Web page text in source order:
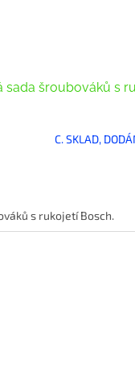
sada šroubováků s
C. SKLAD,
s rukojetí Bosch.